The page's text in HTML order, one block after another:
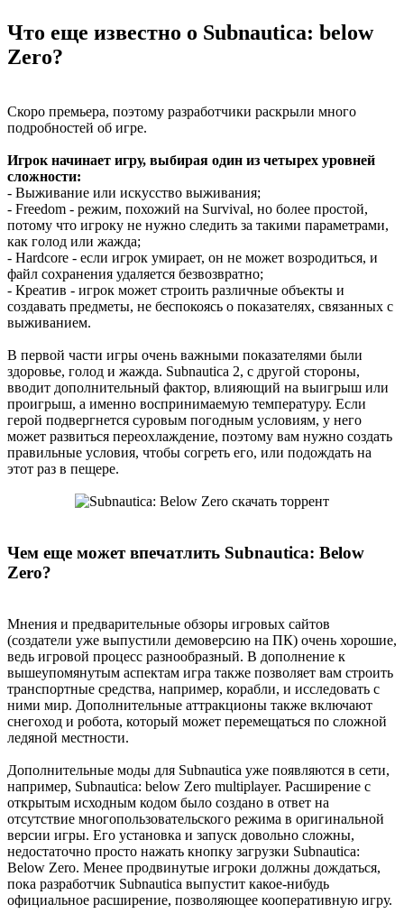
Что еще известно о Subnautica: below
Zero?
Скоро премьера, поэтому разработчики раскрыли много
подробностей об игре.
Игрок начинает игру, выбирая один из четырех уровней
сложности:
- Выживание или искусство выживания;
- Freedom - режим, похожий на Survival, но более простой,
потому что игроку не нужно следить за такими параметрами,
как голод или жажда;
- Hardcore - если игрок умирает, он не может возродиться, и
файл сохранения удаляется безвозвратно;
- Креатив - игрок может строить различные объекты и
создавать предметы, не беспокоясь о показателях, связанных с
выживанием.
В первой части игры очень важными показателями были
здоровье, голод и жажда. Subnautica 2, с другой стороны,
вводит дополнительный фактор, влияющий на выигрыш или
проигрыш, а именно воспринимаемую температуру. Если
герой подвергнется суровым погодным условиям, у него
может развиться переохлаждение, поэтому вам нужно создать
правильные условия, чтобы согреть его, или подождать на
этот раз в пещере.
Чем еще может впечатлить Subnautica: Below
Zero?
Мнения и предварительные обзоры игровых сайтов
(создатели уже выпустили демоверсию на ПК) очень хорошие,
ведь игровой процесс разнообразный. В дополнение к
вышеупомянутым аспектам игра также позволяет вам строить
транспортные средства, например, корабли, и исследовать с
ними мир. Дополнительные аттракционы также включают
снегоход и робота, который может перемещаться по сложной
ледяной местности.
Дополнительные моды для Subnautica уже появляются в сети,
например, Subnautica: below Zero multiplayer. Расширение с
открытым исходным кодом было создано в ответ на
отсутствие многопользовательского режима в оригинальной
версии игры. Его установка и запуск довольно сложны,
недостаточно просто нажать кнопку загрузки Subnautica:
Below Zero. Менее продвинутые игроки должны дождаться,
пока разработчик Subnautica выпустит какое-нибудь
официальное расширение, позволяющее кооперативную игру.